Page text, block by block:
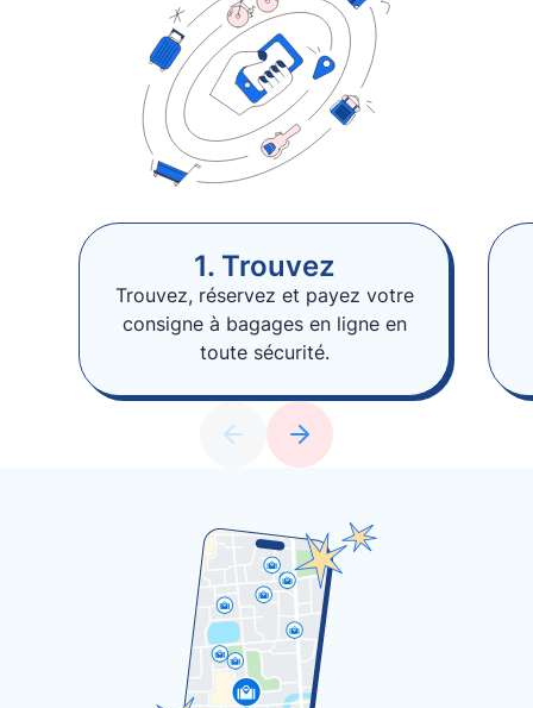
1. Trouvez
Trouvez, réservez et payez votre
consigne à bagages en ligne en
toute sécurité.